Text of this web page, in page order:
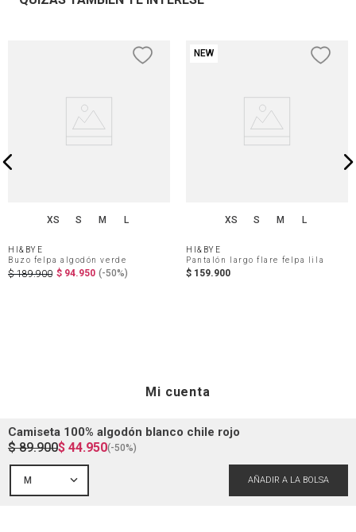
Camiseta 100% algodón blanco chile rojo
$ 89.900$ 44.950(-50%)
M
XS S M L
HI&BYE
Buzo felpa algodón verde
$ 189.900 $ 94.950 (-50%)
NEW
XS S M L
HI&BYE
Pantalón largo flare felpa lila
$ 159.900
Mi cuenta